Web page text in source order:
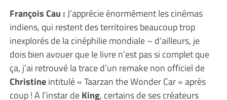
François Cau :J’apprécie énormément les cinémas
indiens, qui restent des territoires beaucoup trop
inexplorés de la cinéphilie mondiale – d’ailleurs, je
dois bien avouer que le livre n’est pas si complet que
ça, j’ai retrouvé la trace d’un remake non officiel de
Christineintitulé « Taarzan the Wonder Car » après
coup ! A l’instar deKing, certains de ses créateurs